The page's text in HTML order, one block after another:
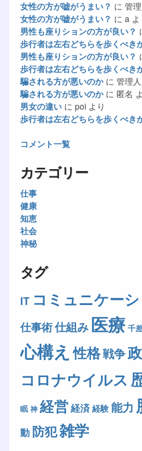
女性の方が嘘がうまい？ に 管
女性の方が嘘がうまい？ に a よ
男性も座りションの方が良い？
歩行者は左右どちらを歩くべき
男性も座りションの方が良い？
歩行者は左右どちらを歩くべき
騙される方が悪いのかに 管理人
騙される方が悪いのかに 匿名
男女の違いに poiより
歩行者は左右どちらを歩くべき
コメント一覧
カテゴリー
仕事
健康
知恵
社会
神秘
タグ
IT コミュニケー
仕事術仕組み医療 千
心構え 性格戦争
コロナウイルス
眠 神 経営経済 経験 能力
動 防犯雑学